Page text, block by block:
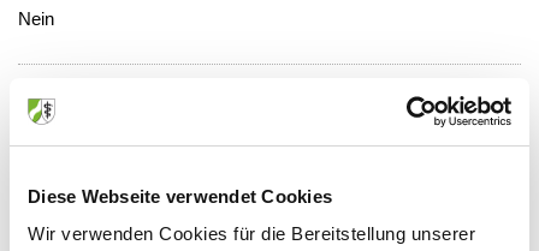
Diese Webseite verwendet Cookies
Wir verwenden Cookies für die Bereitstellung unserer
Nein
gebührenfrei
Universitätsklinikum, Klink für Thorax-